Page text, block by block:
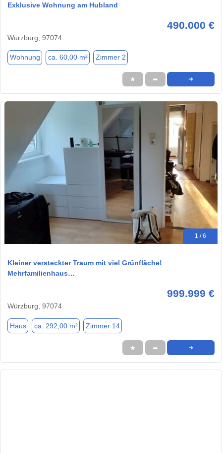
Exklusive Wohnung am Hubland
490.000 €
Würzburg, 97074
Wohnung ca. 60,00 m² Zimmer 2
★ ➦ ➜
1 / 6
Kleiner versteckter Traum mit viel Grünfläche!
Mehrfamilienhaus…
999.999 €
Würzburg, 97074
Haus ca. 292,00 m² Zimmer 14
★ ➦ ➜